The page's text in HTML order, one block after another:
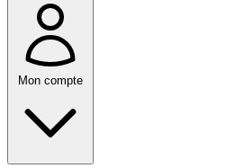
Mon compte